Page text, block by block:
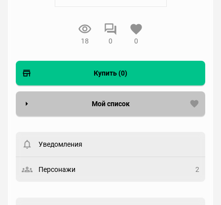
18 0 0
Купить (0)
Мой список
Статус
Уведомления
Персонажи 2